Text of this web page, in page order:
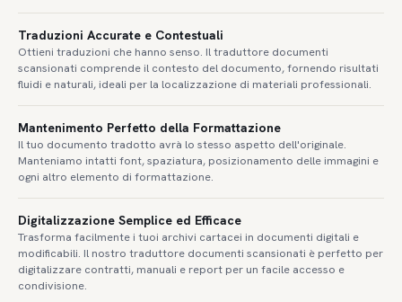
Traduzioni Accurate e Contestuali
Ottieni traduzioni che hanno senso. Il traduttore documenti
scansionati comprende il contesto del documento, fornendo risultati
fluidi e naturali, ideali per la localizzazione di materiali professionali.
Mantenimento Perfetto della Formattazione
Il tuo documento tradotto avrà lo stesso aspetto dell'originale.
Manteniamo intatti font, spaziatura, posizionamento delle immagini e
ogni altro elemento di formattazione.
Digitalizzazione Semplice ed Efficace
Trasforma facilmente i tuoi archivi cartacei in documenti digitali e
modificabili. Il nostro traduttore documenti scansionati è perfetto per
digitalizzare contratti, manuali e report per un facile accesso e
condivisione.